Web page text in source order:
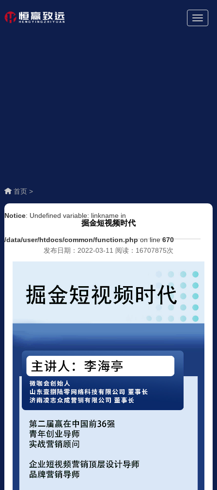
首页 >
Notice: Undefined variable: linkname in
/data/user/htdocs/common/function.phpon line670
掘金短视频时代
发布日期：2022-03-11 阅读：16707875次